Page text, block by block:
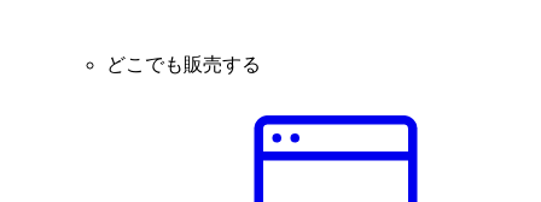
どこでも販売する